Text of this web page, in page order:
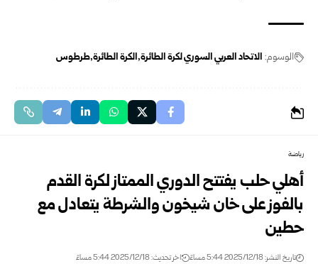
الوسوم: الاتحاد العربي السوري لكرة الطائرة الكرة الطائرة طرطوس
رياضة
أهلي حلب يفتتح الدوري الممتاز لكرة القدم
بالفوز على خان شيخون والشرطة يتعادل مع
حطين
تاريخ النشر: 2025/12/18 5:44 مساءً اخر تحديث: 2025/12/18 5:44 مساءً